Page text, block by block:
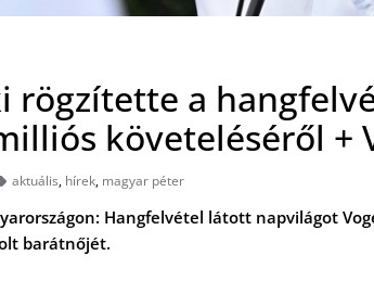
rögzítette a
követeléséről +
aktuális, hírek, magyar péter
Hangfelvétel látott napvilágot
barátnőjét.